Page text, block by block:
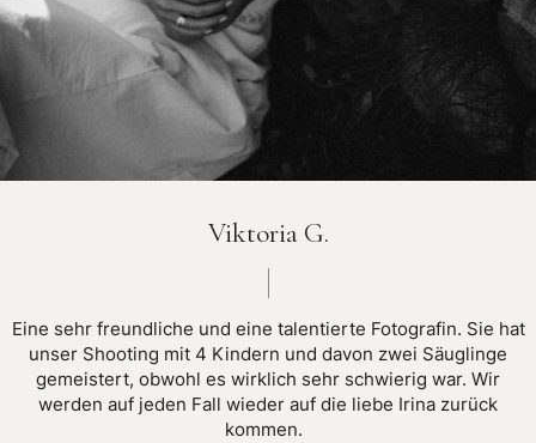
Viktoria G.
Eine sehr freundliche und eine talentierte Fotografin. Sie hat
unser Shooting mit 4 Kindern und davon zwei Säuglinge
gemeistert, obwohl es wirklich sehr schwierig war. Wir
werden auf jeden Fall wieder auf die liebe Irina zurück
kommen.